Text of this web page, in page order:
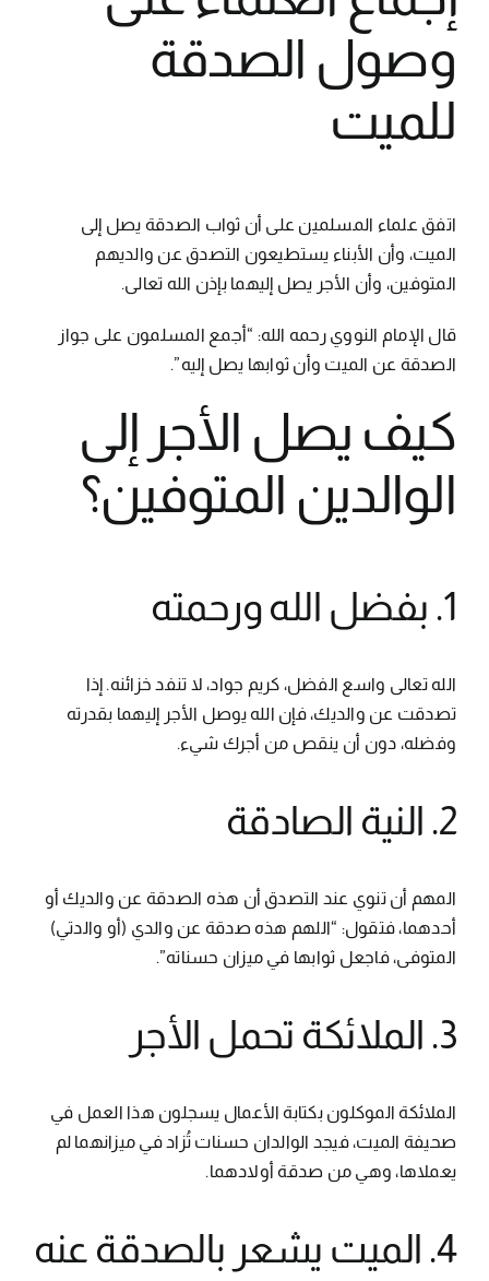
وصول الصدقة
للميت
اتفق علماء المسلمين على أن ثواب الصدقة يصل إلى
الميت، وأن الأبناء يستطيعون التصدق عن والديهم
المتوفين، وأن الأجر يصل إليهما بإذن الله تعالى.
قال الإمام النووي رحمه الله: “أجمع المسلمون على جواز
الصدقة عن الميت وأن ثوابها يصل إليه”.
كيف يصل الأجر إلى
الوالدين المتوفين؟
1. بفضل الله ورحمته
الله تعالى واسع الفضل، كريم جواد، لا تنفد خزائنه. إذا
تصدقت عن والديك، فإن الله يوصل الأجر إليهما بقدرته
وفضله، دون أن ينقص من أجرك شيء.
2. النية الصادقة
المهم أن تنوي عند التصدق أن هذه الصدقة عن والديك أو
أحدهما، فتقول: “اللهم هذه صدقة عن والدي (أو والدتي)
المتوفى، فاجعل ثوابها في ميزان حسناته”.
3. الملائكة تحمل الأجر
الملائكة الموكلون بكتابة الأعمال يسجلون هذا العمل في
صحيفة الميت، فيجد الوالدان حسنات تُزاد في ميزانهما لم
يعملاها، وهي من صدقة أولادهما.
4. الميت يشعر بالصدقة عنه